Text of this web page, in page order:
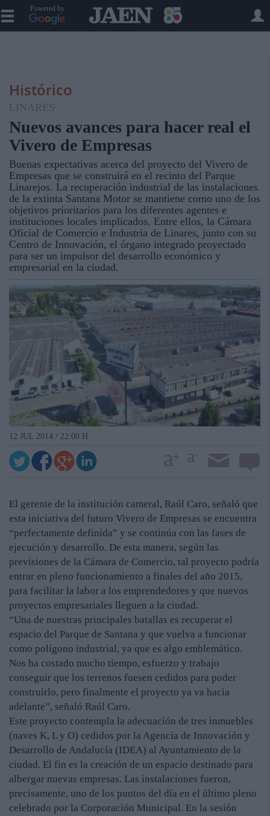
Powered by
Histórico
LINARES
Nuevos avances para hacer real el
Vivero de Empresas
Buenas expectativas acerca del proyecto del Vivero de
Empresas que se construirá en el recinto del Parque
Linarejos. La recuperación industrial de las instalaciones
de la extinta Santana Motor se mantiene como uno de los
objetivos prioritarios para los diferentes agentes e
instituciones locales implicados. Entre ellos, la Cámara
Oficial de Comercio e Industria de Linares, junto con su
Centro de Innovación, el órgano integrado proyectado
para ser un impulsor del desarrollo económico y
empresarial en la ciudad.
12 JUL 2014 / 22:00 H.
El gerente de la institución cameral, Raúl Caro, señaló que
esta iniciativa del futuro Vivero de Empresas se encuentra
“perfectamente definida” y se continúa con las fases de
ejecución y desarrollo. De esta manera, según las
previsiones de la Cámara de Comercio, tal proyecto podría
entrar en pleno funcionamiento a finales del año 2015,
para facilitar la labor a los emprendedores y que nuevos
proyectos empresariales lleguen a la ciudad.
“Una de nuestras principales batallas es recuperar el
espacio del Parque de Santana y que vuelva a funcionar
como polígono industrial, ya que es algo emblemático.
Nos ha costado mucho tiempo, esfuerzo y trabajo
conseguir que los terrenos fuesen cedidos para poder
construirlo, pero finalmente el proyecto ya va hacia
adelante”, señaló Raúl Caro.
Este proyecto contempla la adecuación de tres inmuebles
(naves K, L y O) cedidos por la Agencia de Innovación y
Desarrollo de Andalucía (IDEA) al Ayuntamiento de la
ciudad. El fin es la creación de un espacio destinado para
albergar nuevas empresas. Las instalaciones fueron,
precisamente, uno de los puntos del día en el último pleno
celebrado por la Corporación Municipal. En la sesión